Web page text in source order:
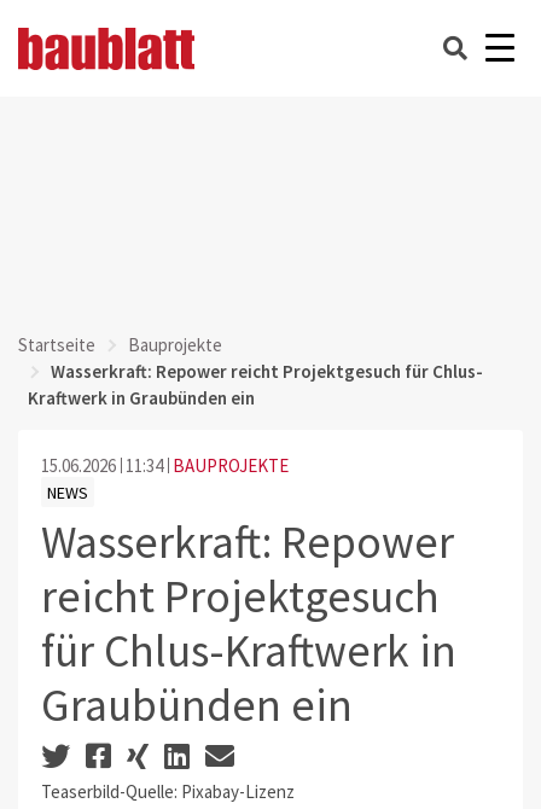
Startseite
Bauprojekte
Wasserkraft: Repower reicht Projektgesuch für Chlus-
Kraftwerk in Graubünden ein
15.06.2026 11:34 BAUPROJEKTE
NEWS
Wasserkraft: Repower
reicht Projektgesuch
für Chlus-Kraftwerk in
Graubünden ein
Teaserbild-Quelle: Pixabay-Lizenz